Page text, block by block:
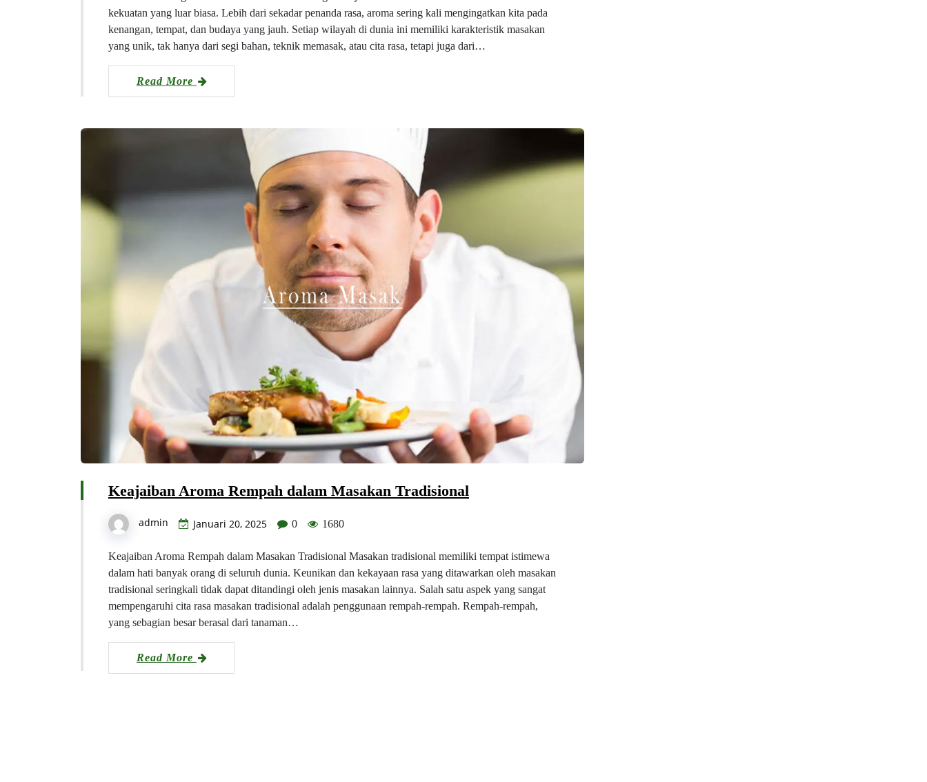
kekuatan yang luar biasa. Lebih dari sekadar penanda rasa, aroma sering kali mengingatkan kita pada
kenangan, tempat, dan budaya yang jauh. Setiap wilayah di dunia ini memiliki karakteristik masakan
yang unik, tak hanya dari segi bahan, teknik memasak, atau cita rasa, tetapi juga dari…
Read More
Keajaiban Aroma Rempah dalam Masakan Tradisional
admin Januari 20, 2025 0 1680
Keajaiban Aroma Rempah dalam Masakan Tradisional Masakan tradisional memiliki tempat istimewa
dalam hati banyak orang di seluruh dunia. Keunikan dan kekayaan rasa yang ditawarkan oleh masakan
tradisional seringkali tidak dapat ditandingi oleh jenis masakan lainnya. Salah satu aspek yang sangat
mempengaruhi cita rasa masakan tradisional adalah penggunaan rempah-rempah. Rempah-rempah,
yang sebagian besar berasal dari tanaman…
Read More